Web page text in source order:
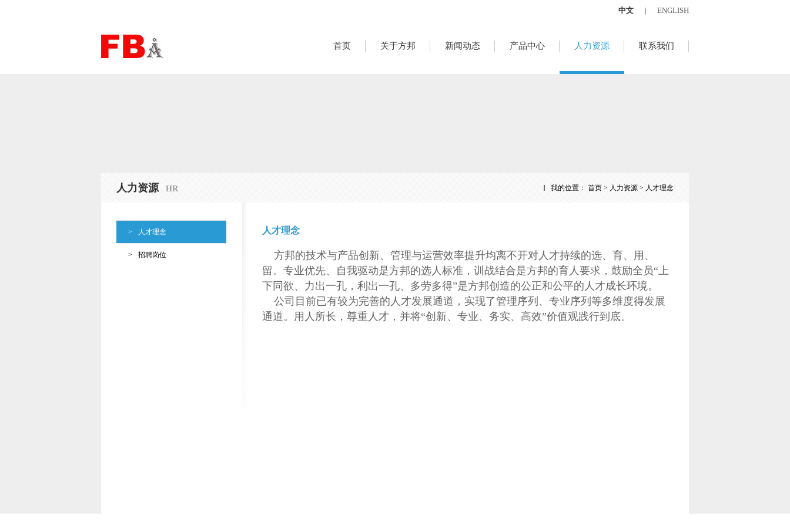
中文 ENGLISH
首页 关于方邦 新闻动态 产品中心 人力资源 联系我们
我的位置： 首页 > 人力资源 > 人才理念
人力资源 HR
> 人才理念
> 招聘岗位
人才理念
方邦的技术与产品创新、管理与运营效率提升均离不开对人才持续的选、育、用、
留。专业优先、自我驱动是方邦的选人标准，训战结合是方邦的育人要求，鼓励全员“上
下同欲、力出一孔，利出一孔、多劳多得”是方邦创造的公正和公平的人才成长环境。
公司目前已有较为完善的人才发展通道，实现了管理序列、专业序列等多维度得发展
通道。用人所长，尊重人才，并将“创新、专业、务实、高效”价值观践行到底。